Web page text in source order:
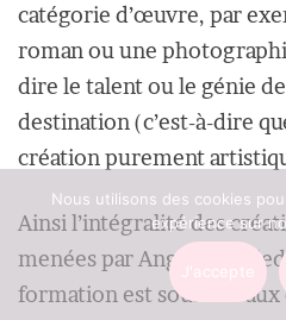
catégorie d’œuvre, par
roman ou une
dire le talent ou le génie
destination (c’est-à-dire
création purement
Ainsi l’intégralité des
menées par Angélique
formation est soumise aux
Nous utilisons des cookies
expérience sur
J'accepte